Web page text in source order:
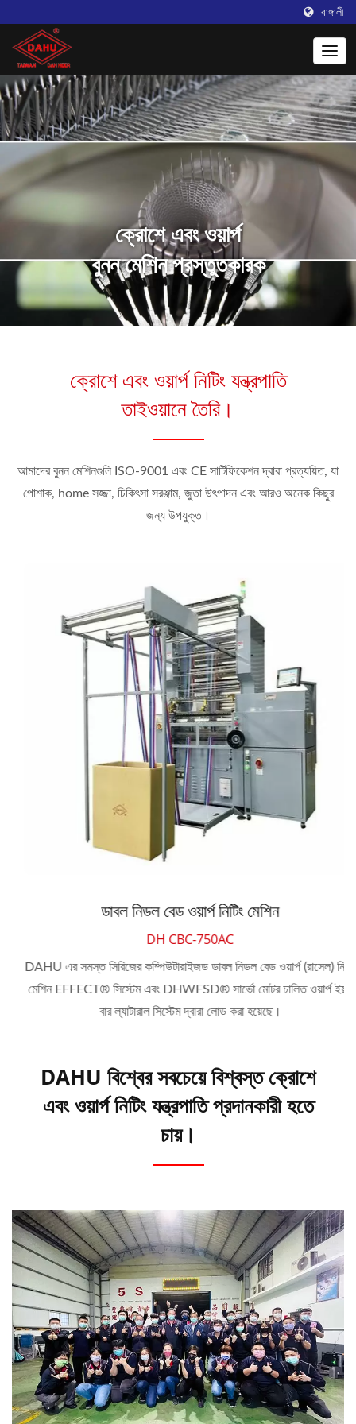
বাঙ্গালী
ক্রোশে এবং ওয়ার্প
বুনন মেশিন প্রস্তুতকারক
ক্রোশে এবং ওয়ার্প নিটিং যন্ত্রপাতি
তাইওয়ানে তৈরি।
আমাদের বুনন মেশিনগুলি ISO-9001 এবং CE সার্টিফিকেশন দ্বারা প্রত্যয়িত, যা
পোশাক, home সজ্জা, চিকিৎসা সরঞ্জাম, জুতা উৎপাদন এবং আরও অনেক কিছুর
জন্য উপযুক্ত।
ডাবল নিডল বেড ওয়ার্প নিটিং মেশিন
DH CBC-750AC
DAHU এর সমস্ত সিরিজের কম্পিউটারাইজড ডাবল নিডল বেড ওয়ার্প (রাসেল) নিটিং
মেশিন EFFECT® সিস্টেম এবং DHWFSD® সার্ভো মোটর চালিত ওয়ার্প ইয়র্ণ
বার ল্যাটারাল সিস্টেম দ্বারা লোড করা হয়েছে।
DAHU বিশ্বের সবচেয়ে বিশ্বস্ত ক্রোশে
এবং ওয়ার্প নিটিং যন্ত্রপাতি প্রদানকারী হতে
চায়।